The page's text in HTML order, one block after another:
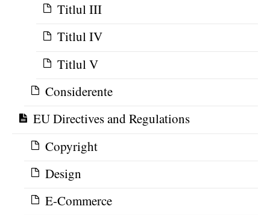
Titlul III
Titlul IV
Titlul V
Considerente
EU Directives and Regulations
Copyright
Design
E-Commerce